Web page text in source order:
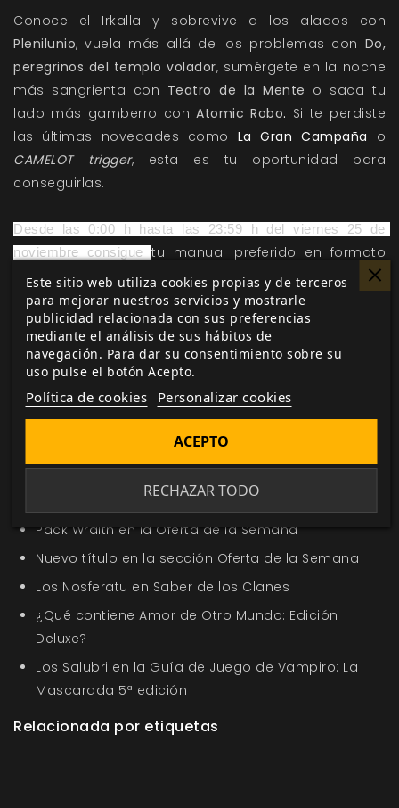
Conoce el Irkalla y sobrevive a los alados con
Plenilunio, vuela más allá de los problemas con Do,
peregrinos del templo volador, sumérgete en la noche
más sangrienta con Teatro de la Mente o saca tu
lado más gamberro conAtomic Robo. Si te perdiste
las últimas novedades como La Gran Campaña o
CAMELOT trigger, esta es tu oportunidad para
conseguirlas.
Desde las 0:00 h hasta las 23:59 h del viernes 25 de
noviembre consigue tu manual preferido en formato
digital, hazte con ese título que te atrae o atrévete a
probar nuevos juegos por menos de su precio
originaly sigue disfrutando de #MuchoRol
Me gusta esto
En la misma categoría
Pack Wraith en la Oferta de la Semana
Nuevo título en la sección Oferta de la Semana
Los Nosferatu en Saber de los Clanes
¿Qué contiene Amor de Otro Mundo: Edición
Deluxe?
Los Salubri en la Guía de Juego de Vampiro: La
Mascarada 5ª edición
Relacionada por etiquetas
Este sitio web utiliza cookies propias y de terceros
para mejorar nuestros servicios y mostrarle
publicidad relacionada con sus preferencias
mediante el análisis de sus hábitos de
navegación. Para dar su consentimiento sobre su
uso pulse el botón Acepto.
Política de cookies Personalizar cookies
RECHAZAR TODO
ACEPTO